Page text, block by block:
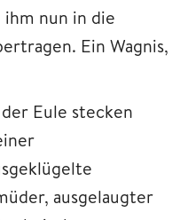
nun in die
Ein Wagnis,
Eule stecken
ausgelaugter